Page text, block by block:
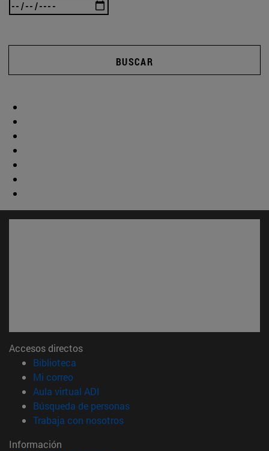
BUSCAR
Accesos directos
Biblioteca
Mi correo(abre en nueva ventana)
Aula virtual ADI
Búsqueda de personas(abre en nueva ventana)
Trabaja con nosotros(abre en nueva ventana)
Información